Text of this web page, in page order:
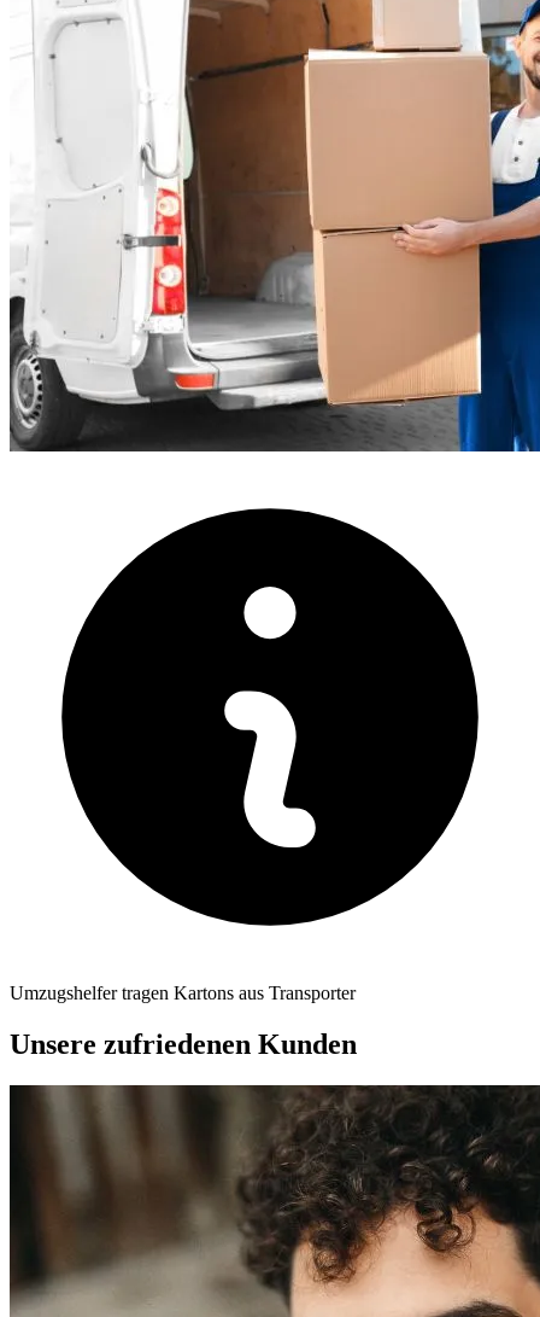
Umzugshelfer tragen Kartons aus Transporter
Unsere zufriedenen Kunden